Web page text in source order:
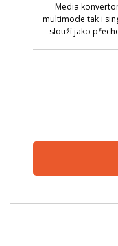
Media
multimode tak i
slouží jako